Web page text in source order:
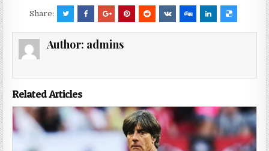
Share:
Author: admins
Related Articles